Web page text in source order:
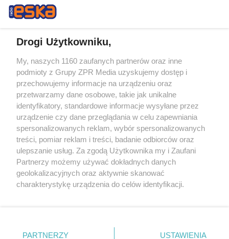
Żaden utwór zamieszczony w serwisie nie może być powielany i
rozpowszechniany lub dalej rozpowszechniany w jakikolwiek sposób (w
tym także elektroniczny lub mechaniczny) na jakimkolwiek polu
eksploatacji w jakiejkolwiek formie, włącznie z umieszczaniem w
Internecie bez pisemnej zgody właściciela praw. Jakiekolwiek użycie lub
wykorzystanie utworów w całości lub w części z naruszeniem prawa,
tzn. bez właściwej zgody, jest zabronione pod groźbą kary i może być
ścigane prawnie.
Drogi Użytkowniku,
My, naszych 1160 zaufanych partnerów oraz inne
podmioty z Grupy ZPR Media uzyskujemy dostęp i
przechowujemy informacje na urządzeniu oraz
przetwarzamy dane osobowe, takie jak unikalne
identyfikatory, standardowe informacje wysyłane przez
urządzenie czy dane przeglądania w celu zapewniania
spersonalizowanych reklam, wybór spersonalizowanych
treści, pomiar reklam i treści, badanie odbiorców oraz
ulepszanie usług. Za zgodą Użytkownika my i Zaufani
Partnerzy możemy używać dokładnych danych
geolokalizacyjnych oraz aktywnie skanować
charakterystykę urządzenia do celów identyfikacji.
zmienić/wycofać klikając przycisk ustawień prywatności
PARTNERZY USTAWIENIA